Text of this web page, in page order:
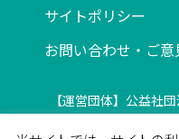
サイトポリシー
お問い合わせ・ご
【運営団体】公益社